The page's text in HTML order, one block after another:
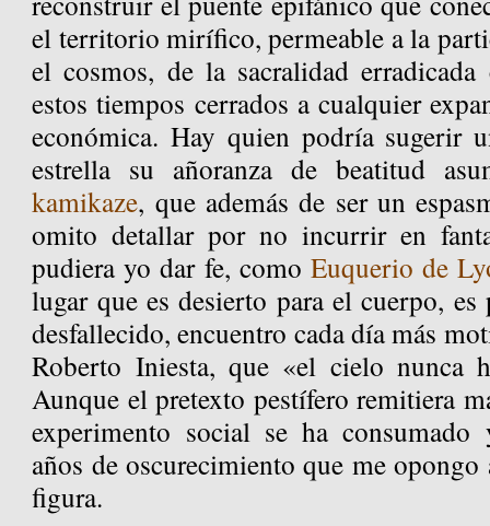
el territorio mirífico, permeable a la
el cosmos, de la sacralidad
estos tiempos cerrados a cualquier
económica. Hay quien podría sugerir
estrella su añoranza de beatitud
kamikaze, que además de ser un
omito detallar por no incurrir en
pudiera yo dar fe, como Euquerio de
lugar que es desierto para el cuerpo,
desfallecido, encuentro cada día más
Roberto Iniesta, que «el cielo nunca
Aunque el pretexto pestífero remitiera
experimento social se ha consumado
años de oscurecimiento que me
figura.